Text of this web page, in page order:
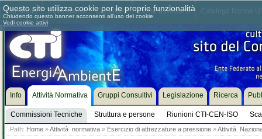
Chi siamo Dove siamo Contattaci Come associarsi
Info Attività Normativa
Commissioni Tecniche Struttura e persone Riunioni CTI-CEN-ISO
Gruppi Consultivi Legislazione Ricerca
Path: Home »Attività normativa » Esercizio di attrezzature a pressione »Attività
Questo sito utilizza cookie per le proprie funzionalità
Chiudendo questo banner acconsenti all'uso dei cookie.
Vedi cookie attivi